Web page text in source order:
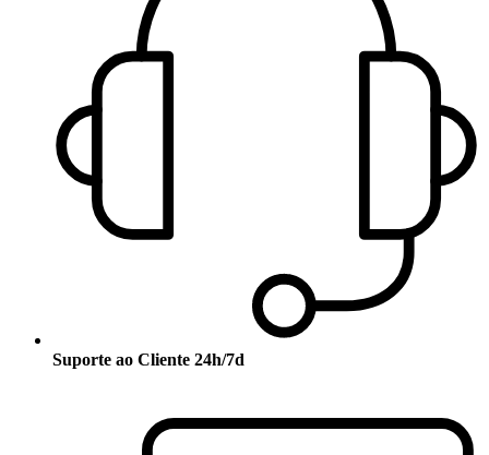
Suporte ao Cliente 24h/7d